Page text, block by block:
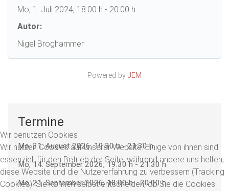
Mo, 1. Juli 2024, 18:00 h - 20:00 h
Autor:
Nigel Broghammer
Powered by JEM
Termine
Mo, 31. August 2026, 19:30 h-21:30 h
Mo, 14. September 2026, 19:30 h-21:30 h
Mo, 21. September 2026, 18:00 h-20:00 h
Wir benutzen Cookies
Wir nutzen Cookies auf unserer Website. Einige von ihnen sind
essenziell für den Betrieb der Seite, während andere uns helfen,
diese Website und die Nutzererfahrung zu verbessern (Tracking
Cookies). Sie können selbst entscheiden, ob Sie die Cookies